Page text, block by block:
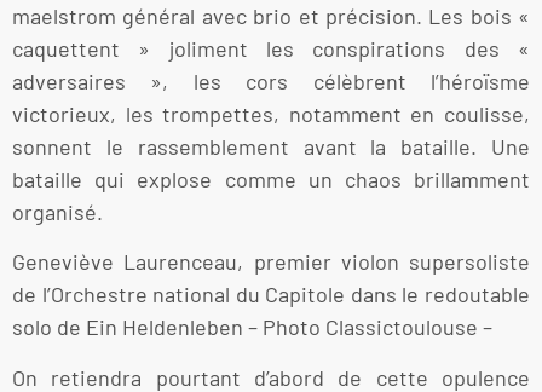
maelstrom général avec brio et précision. Les bois «
caquettent » joliment les conspirations des «
adversaires », les cors célèbrent l’héroïsme
victorieux, les trompettes, notamment en coulisse,
sonnent le rassemblement avant la bataille. Une
bataille qui explose comme un chaos brillamment
organisé.
Geneviève Laurenceau, premier violon supersoliste
de l’Orchestre national du Capitole dans le redoutable
solo de Ein Heldenleben – Photo Classictoulouse –
On retiendra pourtant d’abord de cette opulence